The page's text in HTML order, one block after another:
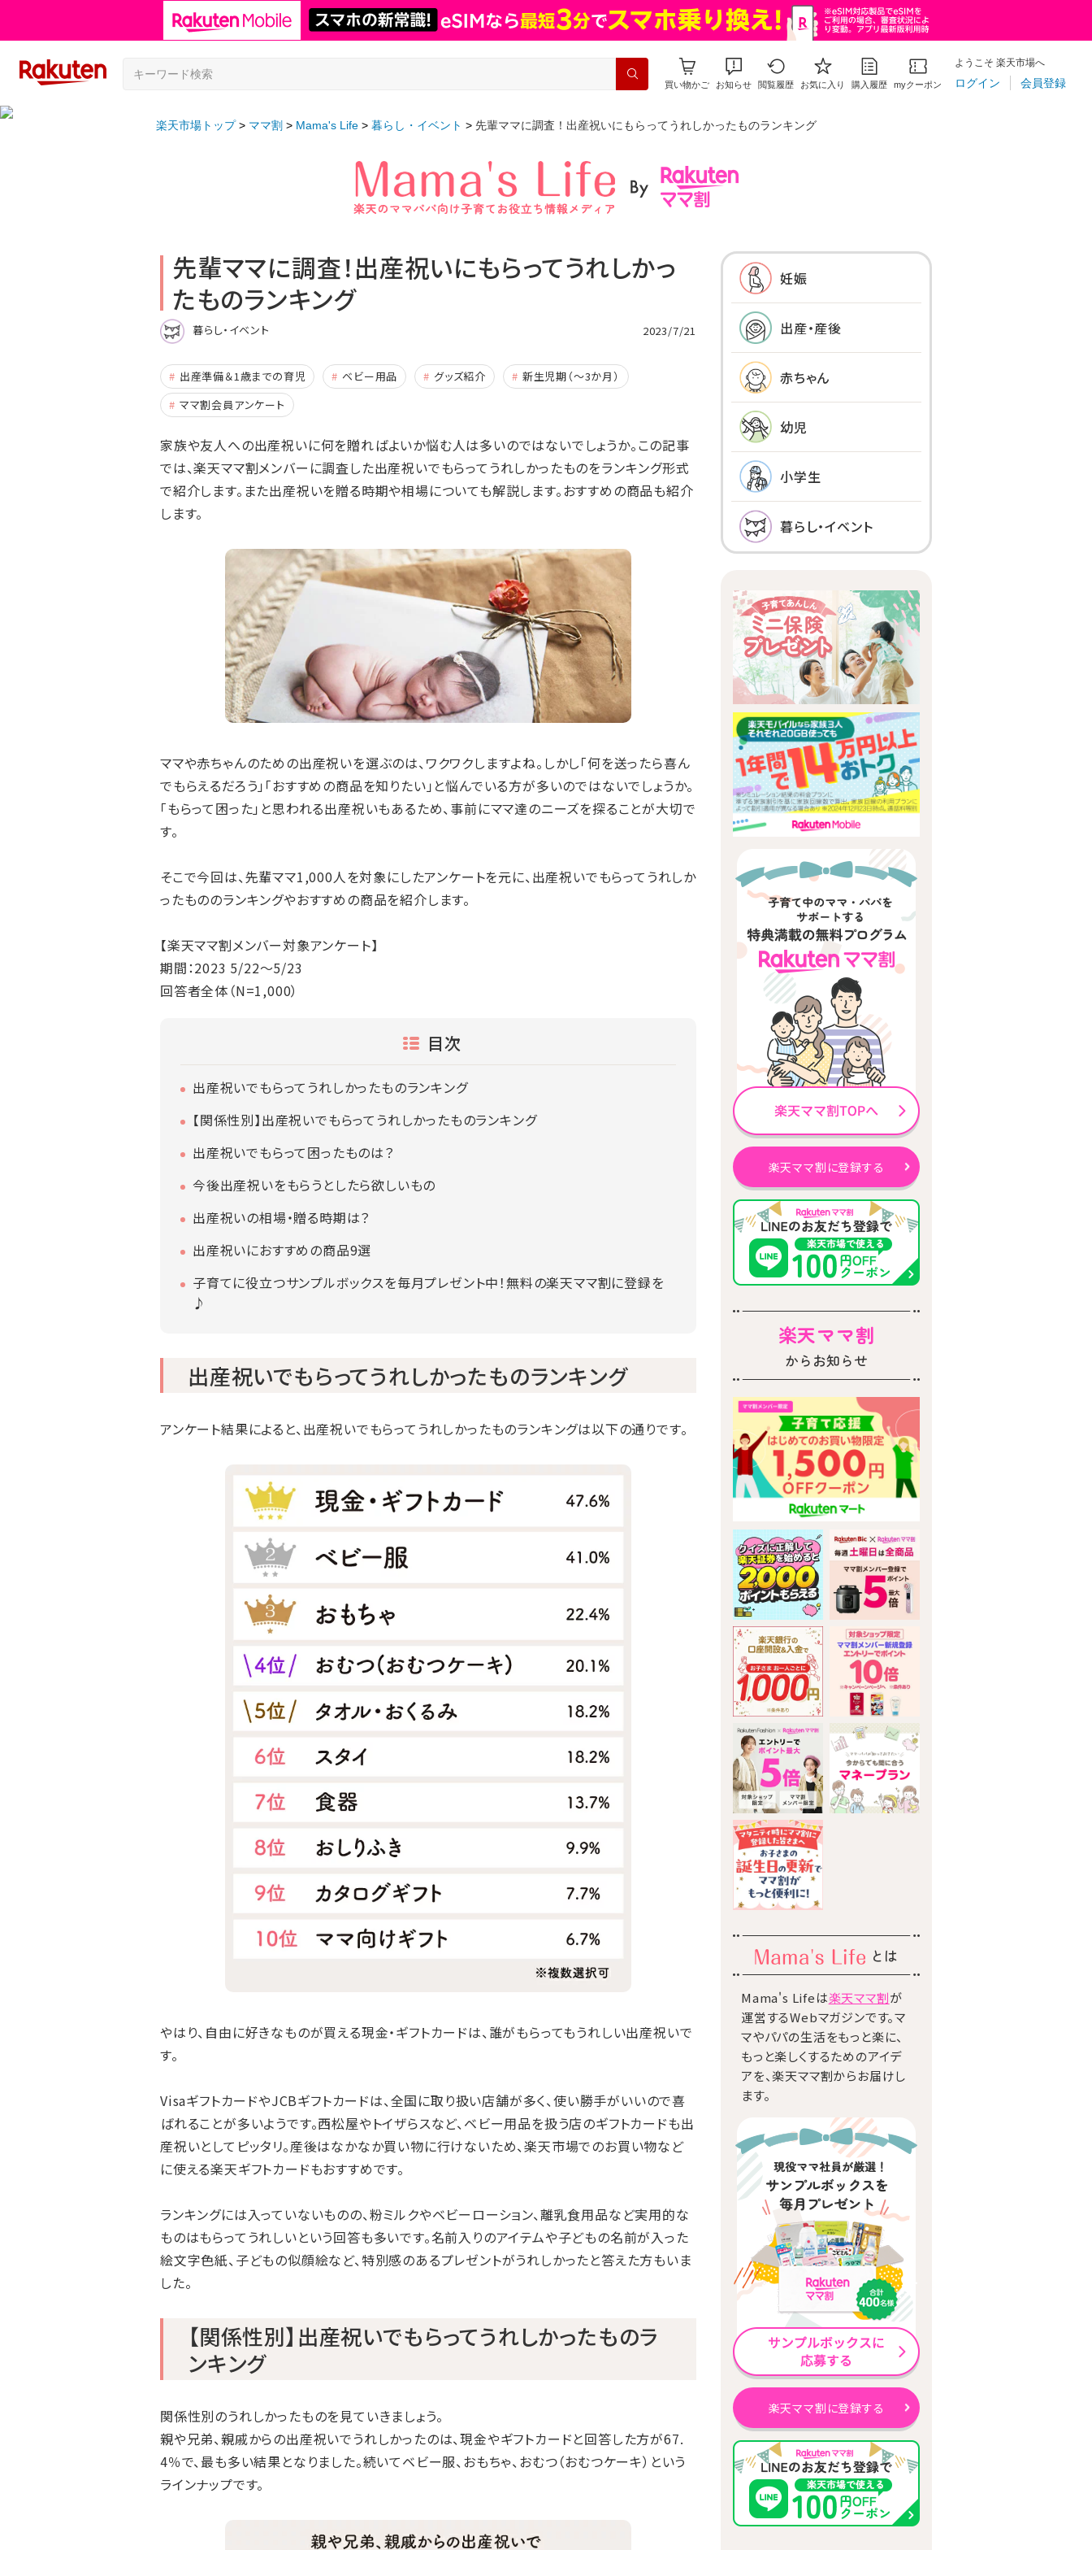
買い物かご お知らせ 閲覧履歴 お気に入り 購入履歴 myクーポン
ようこそ 楽天市場へ
ログイン 会員登録
楽天市場トップ ママ割 Mama's Life 暮らし・イベント 先輩ママに調査！出産祝いにもらってうれしかったものランキング
先輩ママに調査！出産祝いにもらってうれしかっ
たものランキング
暮らし・イベント 2023/7/21
出産準備＆1歳までの育児 ベビー用品 グッズ紹介
新生児期（～3か月）
ママ割会員アンケート
家族や友人への出産祝いに何を贈ればよいか悩む人は多いのではないでしょうか。この記事
では、楽天ママ割メンバーに調査した出産祝いでもらってうれしかったものをランキング形式
で紹介します。また出産祝いを贈る時期や相場についても解説します。おすすめの商品も紹介
します。
ママや赤ちゃんのための出産祝いを選ぶのは、ワクワクしますよね。しかし「何を送ったら喜ん
でもらえるだろう」「おすすめの商品を知りたい」と悩んでいる方が多いのではないでしょうか。
「もらって困った」と思われる出産祝いもあるため、事前にママ達のニーズを探ることが大切で
す。
そこで今回は、先輩ママ1,000人を対象にしたアンケートを元に、出産祝いでもらってうれしか
ったもののランキングやおすすめの商品を紹介します。
【楽天ママ割メンバー対象アンケート】
期間：2023 5/22～5/23
回答者全体（N=1,000）
目次
出産祝いでもらってうれしかったものランキング
【関係性別】出産祝いでもらってうれしかったものランキング
出産祝いでもらって困ったものは？
今後出産祝いをもらうとしたら欲しいもの
出産祝いの相場・贈る時期は？
出産祝いにおすすめの商品9選
子育てに役立つサンプルボックスを毎月プレゼント中！無料の楽天ママ割に登録を
♪
出産祝いでもらってうれしかったものランキング
アンケート結果によると、出産祝いでもらってうれしかったものランキングは以下の通りです。
やはり、自由に好きなものが買える現金・ギフトカードは、誰がもらってもうれしい出産祝いで
す。
VisaギフトカードやJCBギフトカードは、全国に取り扱い店舗が多く、使い勝手がいいので喜
ばれることが多いようです。西松屋やトイザらスなど、ベビー用品を扱う店のギフトカードも出
産祝いとしてピッタリ。産後はなかなか買い物に行けないため、楽天市場でのお買い物など
に使える楽天ギフトカードもおすすめです。
ランキングには入っていないものの、粉ミルクやベビーローション、離乳食用品など実用的な
ものはもらってうれしいという回答も多いです。名前入りのアイテムや子どもの名前が入った
絵文字色紙、子どもの似顔絵など、特別感のあるプレゼントがうれしかったと答えた方もいま
した。
【関係性別】出産祝いでもらってうれしかったものラ
ンキング
関係性別のうれしかったものを見ていきましょう。
親や兄弟、親戚からの出産祝いでうれしかったのは、現金やギフトカードと回答した方が67.
4％で、最も多い結果となりました。続いてベビー服、おもちゃ、おむつ（おむつケーキ）という
ラインナップです。
妊娠
出産・産後
赤ちゃん
幼児
小学生
暮らし・イベント
楽天ママ割に登録する
楽天ママ割
からお知らせ
とは
Mama's Lifeは楽天ママ割が
運営するWebマガジンです。マ
マやパパの生活をもっと楽に、
もっと楽しくするためのアイデ
アを、楽天ママ割からお届けし
ます。
楽天ママ割に登録する